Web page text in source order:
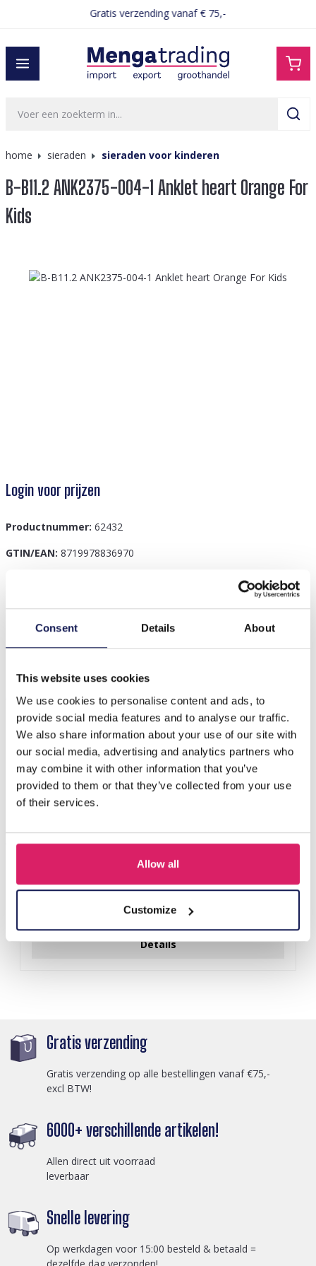
Consent Details About
This website uses cookies
We use cookies to personalise content and ads, to
provide social media features and to analyse our traffic.
We also share information about your use of our site with
our social media, advertising and analytics partners who
may combine it with other information that you’ve
provided to them or that they’ve collected from your use
of their services.
Allow all
Customize
Gratis verzending vanaf € 75,-
home sieraden sieraden voor kinderen
B-B11.2 ANK2375-004-1 Anklet heart Orange For
Kids
Afbeeldingengalerij overslaan
Login voor prijzen
Productnummer: 62432
GTIN/EAN: 8719978836970
Beschrijving
B-B11.2 ANK2375-004-1 Anklet heart Orange For Kids
Anderen kochten ook
F-A1.2 B1030-002 DIY Bracelet Set for Kids
Login voor prijzen
Details
Gratis verzending
Gratis verzending op alle bestellingen vanaf €75,-
excl BTW!
6000+ verschillende artikelen!
Allen direct uit voorraad
leverbaar
Snelle levering
Op werkdagen voor 15:00 besteld & betaald =